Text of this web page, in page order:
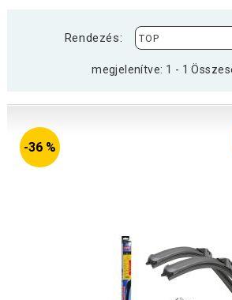
Rendezés:
megjelenítve: 1 - 1
-36 %